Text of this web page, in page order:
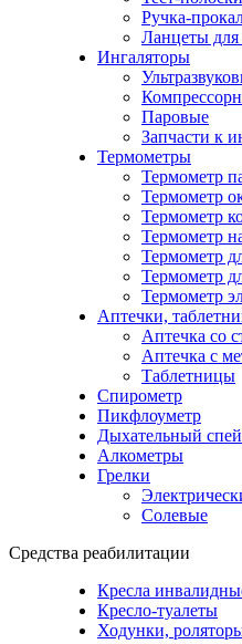
Ручка-
Ланцеты для
Ингаляторы
Паровые
Запчасти к
Термометры
Термометр
Термометр
Термометр
Термометр
Термометр
Термометр
Термометр
Аптечки,
Аптечка со
Аптечка с
Таблетницы
Спирометр
Пикфлоуметр
Дыхательный
Алкометры
Грелки
Солевые
Средства реабилитации
Кресла
Кресло-туалеты
Ходунки,